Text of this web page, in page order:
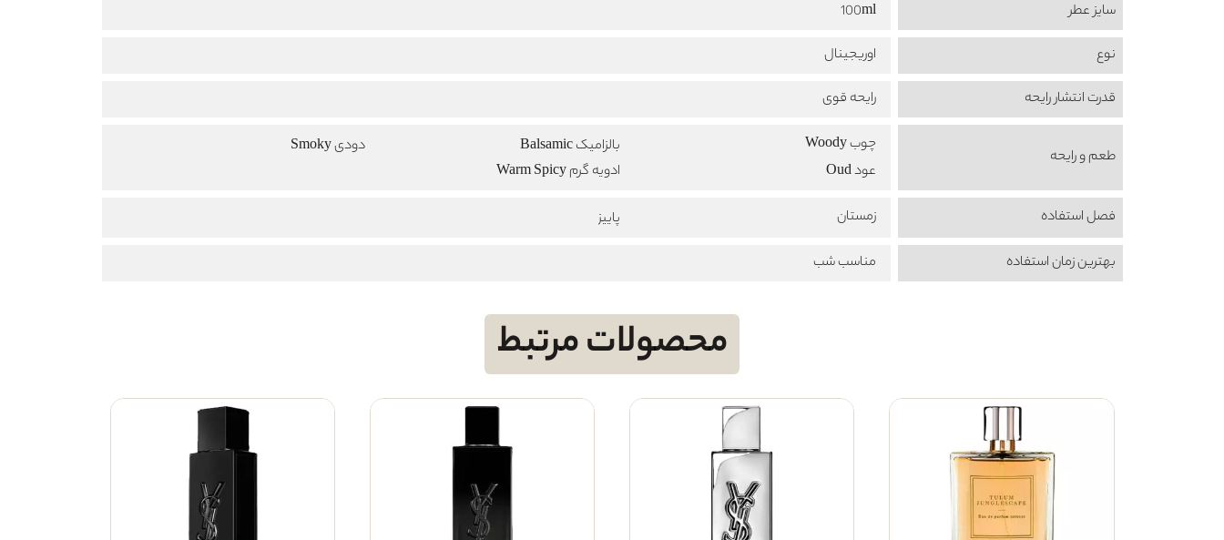
سایز عطر
100ml
نوع
اوریجینال
قدرت انتشار رایحه
رایحه قوی
طعم‌ و رایحه
چوب Woody بالزامیک Balsamic
دودی Smoky
عود Oud
ادویه گرم Warm Spicy
فصل استفاده زمستان
پاییز
بهترین زمان استفاده
مناسب شب
محصولات مرتبط